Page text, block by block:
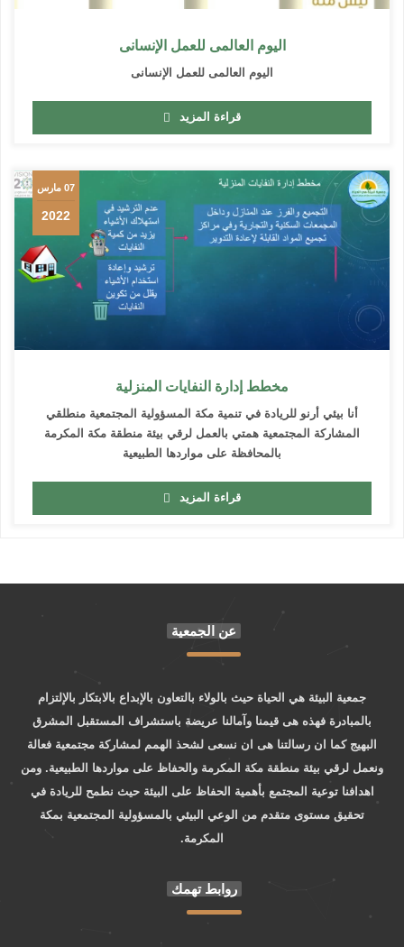
اليوم العالمى للعمل الإنسانى
اليوم العالمى للعمل الإنسانى
قراءة المزيد
07 مارس
2022
مخطط إدارة النفايات المنزلية
أنا بيئي أرنو للريادة في تنمية مكة المسؤولية المجتمعية منطلقي
المشاركة المجتمعية همتي بالعمل لرقي بيئة منطقة مكة المكرمة
بالمحافظة على مواردها الطبيعية
قراءة المزيد
عن الجمعية
جمعية البيئة هي الحياة حيث بالولاء بالتعاون بالإبداع بالابتكار بالإلتزام
بالمبادرة فهذه هى قيمنا وآمالنا عريضة باستشراف المستقبل المشرق
البهيج كما ان رسالتنا هى ان نسعى لشحذ الهمم لمشاركة مجتمعية فعالة
ونعمل لرقي بيئة منطقة مكة المكرمة والحفاظ على مواردها الطبيعية. ومن
اهدافنا توعية المجتمع بأهمية الحفاظ على البيئة حيث نطمح للريادة في
تحقيق مستوى متقدم من الوعي البيئي بالمسؤولية المجتمعية بمكة
المكرمة.
روابط تهمك